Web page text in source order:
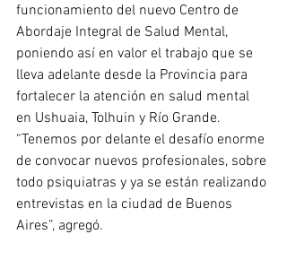
funcionamiento del nuevo Centro de
Abordaje Integral de Salud Mental,
poniendo así en valor el trabajo que se
lleva adelante desde la Provincia para
fortalecer la atención en salud mental
en Ushuaia, Tolhuin y Río Grande.
“Tenemos por delante el desafío enorme
de convocar nuevos profesionales, sobre
todo psiquiatras y ya se están realizando
entrevistas en la ciudad de Buenos
Aires”, agregó.